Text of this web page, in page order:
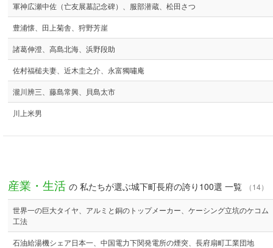
軍神広瀬中佐（亡友展墓記念碑）、服部潜蔵、松田さつ
豊浦懐、田上菊舎、狩野芳崖
諸葛伸澄、高島北海、浜野段助
佐村福槌夫妻、近木圭之介、永富獨嘯庵
瀧川辨三、藤島常興、貝島太市
川上米男
産業・生活 の 私たちが選ぶ城下町長府の誇り100選 一覧 （14）
世界一の巨大タイヤ、アルミと銅のトップメーカー、ケーシング立坑のケコム
工法
石油給湯機シェア日本一、中国電力下関発電所の煙突、長府扇町工業団地